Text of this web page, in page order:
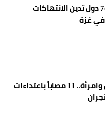
السعودية و7 دول تدين الانتهاكات
في غزة
بينهم طفل وامرأة.. 11 مصاباً باعتداءات